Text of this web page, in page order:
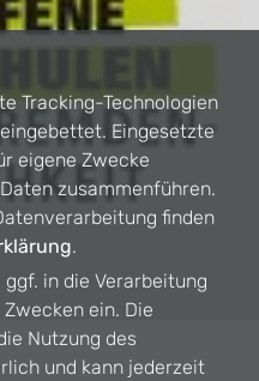
Tracking-Technologien
Eingesetzte
eigene Zwecke
zusammenführen.
finden
.
in die Verarbeitung
ein. Die
Nutzung des
und kann jederzeit